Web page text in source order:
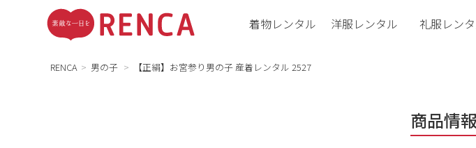
着物レンタル 洋服レンタル 礼服レン
RENCA 男の子 【正絹】お宮参り男の子 産着レンタル 2527
商品情